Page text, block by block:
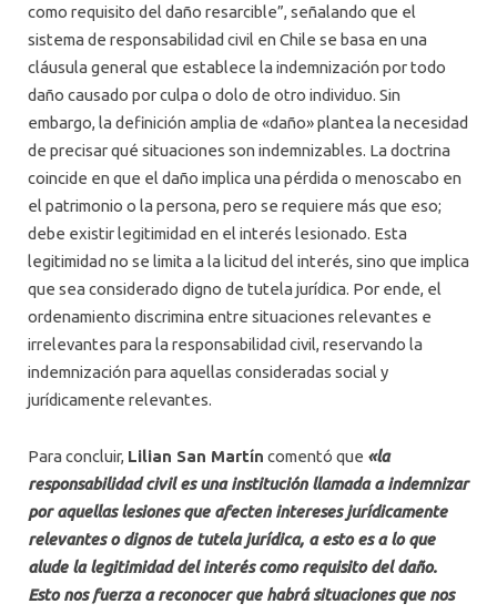
como requisito del daño resarcible”, señalando que el
sistema de responsabilidad civil en Chile se basa en una
cláusula general que establece la indemnización por todo
daño causado por culpa o dolo de otro individuo. Sin
embargo, la definición amplia de «daño» plantea la necesidad
de precisar qué situaciones son indemnizables. La doctrina
coincide en que el daño implica una pérdida o menoscabo en
el patrimonio o la persona, pero se requiere más que eso;
debe existir legitimidad en el interés lesionado. Esta
legitimidad no se limita a la licitud del interés, sino que implica
que sea considerado digno de tutela jurídica. Por ende, el
ordenamiento discrimina entre situaciones relevantes e
irrelevantes para la responsabilidad civil, reservando la
indemnización para aquellas consideradas social y
jurídicamente relevantes.
Para concluir, Lilian San Martín comentó que «la
responsabilidad civil es una institución llamada a indemnizar
por aquellas lesiones que afecten intereses jurídicamente
relevantes o dignos de tutela jurídica, a esto es a lo que
alude la legitimidad del interés como requisito del daño.
Esto nos fuerza a reconocer que habrá situaciones que nos